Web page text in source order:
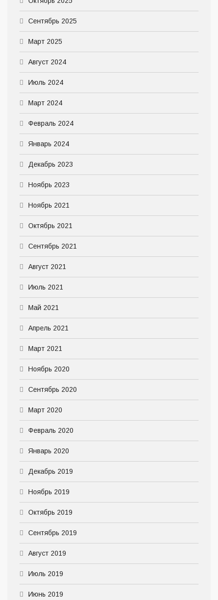
Сентябрь 2025
Март 2025
Август 2024
Июль 2024
Март 2024
Февраль 2024
Январь 2024
Декабрь 2023
Ноябрь 2023
Ноябрь 2021
Октябрь 2021
Сентябрь 2021
Август 2021
Июль 2021
Май 2021
Апрель 2021
Март 2021
Ноябрь 2020
Сентябрь 2020
Март 2020
Февраль 2020
Январь 2020
Декабрь 2019
Ноябрь 2019
Октябрь 2019
Сентябрь 2019
Август 2019
Июль 2019
Июнь 2019